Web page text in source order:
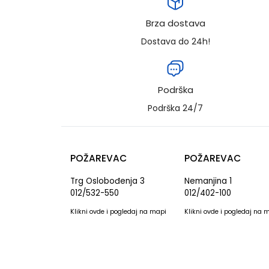
Brza dostava
Dostava do 24h!
Podrška
Podrška 24/7
POŽAREVAC
Trg Oslobođenja 3
012/532-550
Klikni ovde i pogledaj na mapi
POŽAREVAC
Nemanjina 1
012/402-100
Klikni ovde i pogledaj na